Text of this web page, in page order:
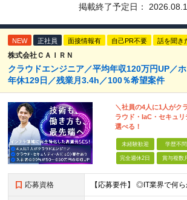
掲載終了予定日：
NEW 正社員 面接情報有 自己PR不要 話を聞き
株式会社ＣＡＩＲＮ
クラウドエンジニア／平均年収120万円UP／
年休129日／残業月3.4h／100％希望案件
＼社員の4人に1人がク
ラウド・IaC・セキュ
選べる！
未経験歓迎 学歴不問
完全週休2日 賞与複数
応募資格